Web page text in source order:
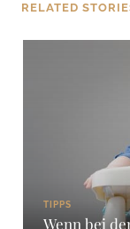
RELATED
TIPPS
Wenn bei